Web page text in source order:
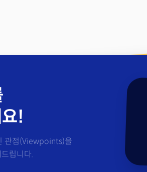
!
관점(Viewpoints)을
립니다.